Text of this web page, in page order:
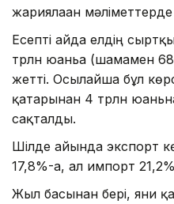
жариялаған мәліметтерде
Есепті айда елдің
трлн юаньға (шамамен
жетті. Осылайша бұл
қатарынан 4 трлн
сақталды.
Шілде айында экспорт
17,8%-ға, ал импорт
Жыл басынан бері, яғни